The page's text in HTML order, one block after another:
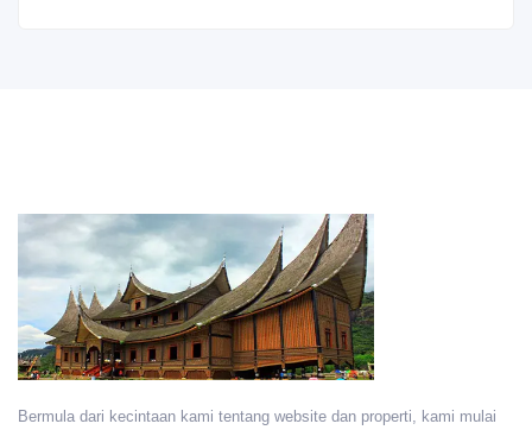
Bermula dari kecintaan kami tentang website dan properti, kami mulai